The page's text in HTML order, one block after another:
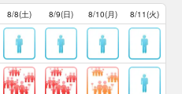
8/8(土) 8/9(日) 8/10(月) 8/11(火)